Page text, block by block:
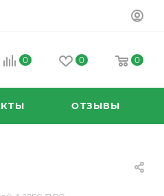
0 0 0
ОТЗЫВЫ